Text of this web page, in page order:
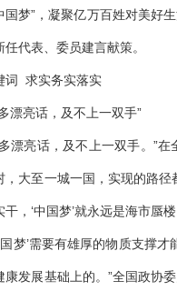
”，凝聚亿万百姓对美好生
任代表、委员建言献策。
求实务实落实
亮话，及不上一双手”
亮话，及不上一双手。”在
，大至一城一国，实现的路
干，‘中国梦’就永远是海市蜃
’需要有雄厚的物质支撑才
康发展基础上的。”全国政协